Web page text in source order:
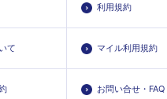
利用規約
て マイル利用規約
お問い合せ・FAQ